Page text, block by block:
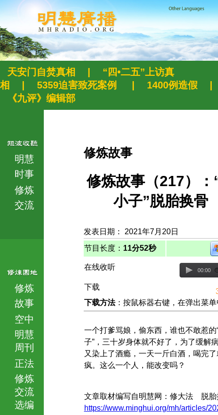
天安门自焚真相
“四•二五”上访真
相
5359迫害致死案例 1400例造假
《九评》编辑部
明慧
时事
修炼
交流
修炼
故事
空中
明慧
周刊
正法
修炼
交流
选编
修炼故事
修炼故事（217）：
小子”脱胎换骨
发表日期： 2021年7月20日
节目长度： 11分52秒
在线收听 00:00
下载
下载方法：按鼠标器右键，在弹出菜
一个打爹骂娘，偷东西，谁也不敢惹的
子”，三十岁身体就不好了，为了缓解
又染上了酒瘾，一天一斤白酒，喝完
疯。这么一个人，能改变吗？
文章取材编写自明慧网：修大法 脱胎
https://www.minghui.org/mh/articles/